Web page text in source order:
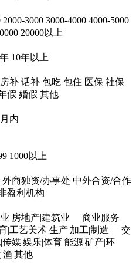
2000-3000 3000-4000 4000-5000
20000以上
10年以上
房补 话补 包吃 包住 医保 社保
假 婚假 其他
内
1000以上
外商独资/办事处 中外合资/合作
盈利机构
房地产|建筑业
商业服务
|工艺美术 生产|加工|制造
交
传媒|娱乐|体育 能源|矿产|环
渔|其他